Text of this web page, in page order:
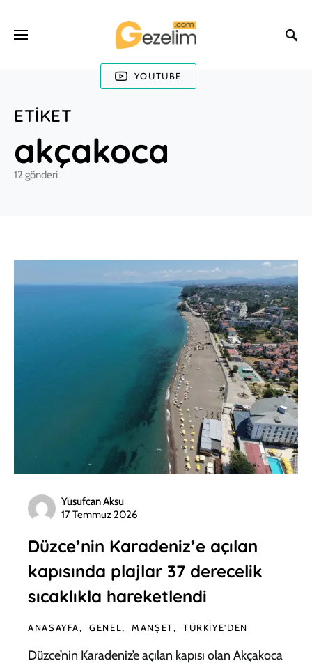
YOUTUBE
ETIKET
akçakoca
12 gönderi
Yusufcan Aksu
17 Temmuz 2026
Düzce’nin Karadeniz’e açılan
kapısında plajlar 37 derecelik
sıcaklıkla hareketlendi
ANASAYFA GENEL MANŞET TÜRKIYE'DEN
Düzce’nin Karadeniz’e açılan kapısı olan Akçakoca